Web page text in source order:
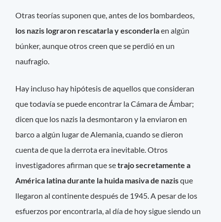
Otras teorías suponen que, antes de los bombardeos,
los nazis lograron rescatarla y esconderlaen algún
búnker, aunque otros creen que se perdió en un
naufragio.
Hay incluso hay hipótesis de aquellos que consideran
que todavía se puede encontrar la Cámara de Ámbar;
dicen que los nazis la desmontaron y la enviaron en
barco a algún lugar de Alemania, cuando se dieron
cuenta de que la derrota era inevitable. Otros
investigadores afirman que setrajo secretamente a
América latina durante la huida masiva de nazisque
llegaron al continente después de 1945. A pesar de los
esfuerzos por encontrarla, al día de hoy sigue siendo un